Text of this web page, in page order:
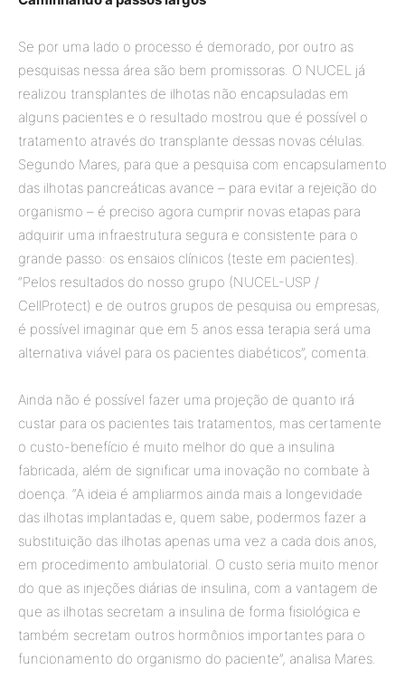
Se por uma lado o processo é demorado, por outro as
pesquisas nessa área são bem promissoras. O NUCEL já
realizou transplantes de ilhotas não encapsuladas em
alguns pacientes e o resultado mostrou que é possível o
tratamento através do transplante dessas novas células.
Segundo Mares, para que a pesquisa com encapsulamento
das ilhotas pancreáticas avance – para evitar a rejeição do
organismo – é preciso agora cumprir novas etapas para
adquirir uma infraestrutura segura e consistente para o
grande passo: os ensaios clínicos (teste em pacientes).
“Pelos resultados do nosso grupo (NUCEL-USP /
CellProtect) e de outros grupos de pesquisa ou empresas,
é possível imaginar que em 5 anos essa terapia será uma
alternativa viável para os pacientes diabéticos”, comenta.
Ainda não é possível fazer uma projeção de quanto irá
custar para os pacientes tais tratamentos, mas certamente
o custo-benefício é muito melhor do que a insulina
fabricada, além de significar uma inovação no combate à
doença. “A ideia é ampliarmos ainda mais a longevidade
das ilhotas implantadas e, quem sabe, podermos fazer a
substituição das ilhotas apenas uma vez a cada dois anos,
em procedimento ambulatorial. O custo seria muito menor
do que as injeções diárias de insulina, com a vantagem de
que as ilhotas secretam a insulina de forma fisiológica e
também secretam outros hormônios importantes para o
funcionamento do organismo do paciente”, analisa Mares.